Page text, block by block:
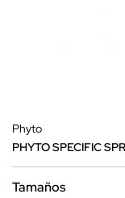
Phyto
PHYTO SPECIFIC
Tamaños